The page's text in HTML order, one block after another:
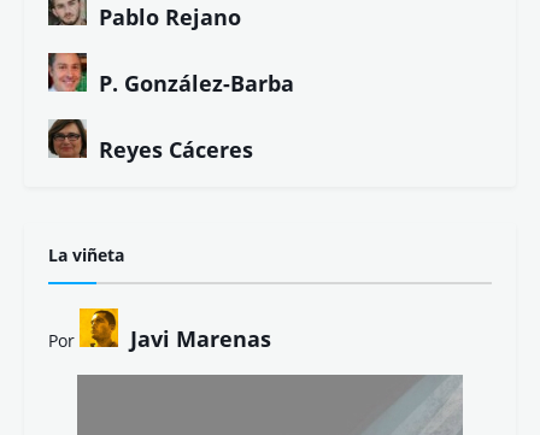
Pablo Rejano
P. González-Barba
Reyes Cáceres
La viñeta
Por Javi Marenas